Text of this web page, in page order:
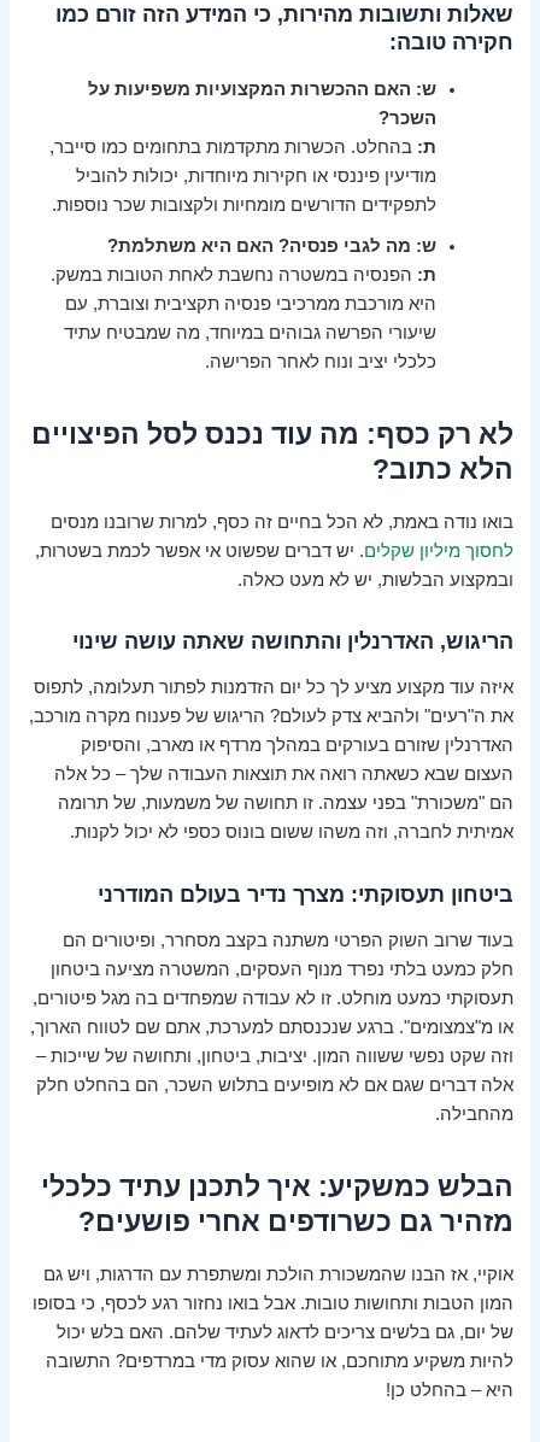
שאלות ותשובות מהירות, כי המידע הזה זורם כמו
חקירה טובה:
ש: האם ההכשרות המקצועיות משפיעות על
השכר?
ת: בהחלט. הכשרות מתקדמות בתחומים כמו סייבר,
מודיעין פיננסי או חקירות מיוחדות, יכולות להוביל
לתפקידים הדורשים מומחיות ולקצובות שכר נוספות.
ש: מה לגבי פנסיה? האם היא משתלמת?
ת: הפנסיה במשטרה נחשבת לאחת הטובות במשק.
היא מורכבת ממרכיבי פנסיה תקציבית וצוברת, עם
שיעורי הפרשה גבוהים במיוחד, מה שמבטיח עתיד
כלכלי יציב ונוח לאחר הפרישה.
לא רק כסף: מה עוד נכנס לסל הפיצויים
הלא כתוב?
בואו נודה באמת, לא הכל בחיים זה כסף, למרות שרובנו מנסים
לחסוך מיליון שקלים. יש דברים שפשוט אי אפשר לכמת בשטרות,
ובמקצוע הבלשות, יש לא מעט כאלה.
הריגוש, האדרנלין והתחושה שאתה עושה שינוי
איזה עוד מקצוע מציע לך כל יום הזדמנות לפתור תעלומה, לתפוס
את ה"רעים" ולהביא צדק לעולם? הריגוש של פענוח מקרה מורכב,
האדרנלין שזורם בעורקים במהלך מרדף או מארב, והסיפוק
העצום שבא כשאתה רואה את תוצאות העבודה שלך – כל אלה
הם "משכורת" בפני עצמה. זו תחושה של משמעות, של תרומה
אמיתית לחברה, וזה משהו ששום בונוס כספי לא יכול לקנות.
ביטחון תעסוקתי: מצרך נדיר בעולם המודרני
בעוד שרוב השוק הפרטי משתנה בקצב מסחרר, ופיטורים הם
חלק כמעט בלתי נפרד מנוף העסקים, המשטרה מציעה ביטחון
תעסוקתי כמעט מוחלט. זו לא עבודה שמפחדים בה מגל פיטורים,
או מ"צמצומים". ברגע שנכנסתם למערכת, אתם שם לטווח הארוך,
וזה שקט נפשי ששווה המון. יציבות, ביטחון, ותחושה של שייכות –
אלה דברים שגם אם לא מופיעים בתלוש השכר, הם בהחלט חלק
מהחבילה.
הבלש כמשקיע: איך לתכנן עתיד כלכלי
מזהיר גם כשרודפים אחרי פושעים?
אוקיי, אז הבנו שהמשכורת הולכת ומשתפרת עם הדרגות, ויש גם
המון הטבות ותחושות טובות. אבל בואו נחזור רגע לכסף, כי בסופו
של יום, גם בלשים צריכים לדאוג לעתיד שלהם. האם בלש יכול
להיות משקיע מתוחכם, או שהוא עסוק מדי במרדפים? התשובה
היא – בהחלט כן!